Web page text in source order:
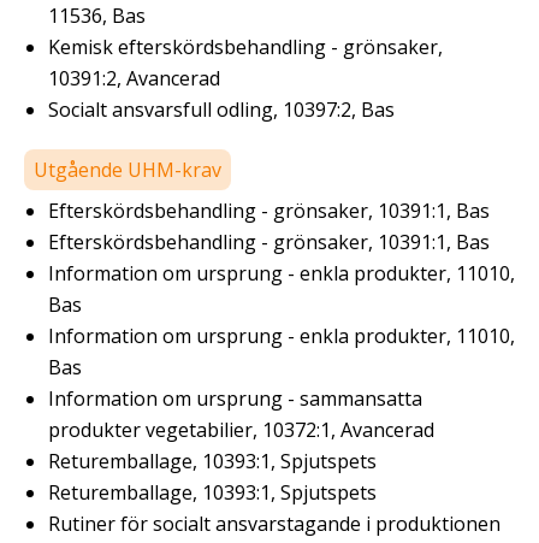
11536, Bas
Kemisk efterskördsbehandling - grönsaker,
10391:2, Avancerad
Socialt ansvarsfull odling, 10397:2, Bas
Utgående UHM-krav
Efterskördsbehandling - grönsaker, 10391:1, Bas
Efterskördsbehandling - grönsaker, 10391:1, Bas
Information om ursprung - enkla produkter, 11010,
Bas
Information om ursprung - enkla produkter, 11010,
Bas
Information om ursprung - sammansatta
produkter vegetabilier, 10372:1, Avancerad
Returemballage, 10393:1, Spjutspets
Returemballage, 10393:1, Spjutspets
Rutiner för socialt ansvarstagande i produktionen